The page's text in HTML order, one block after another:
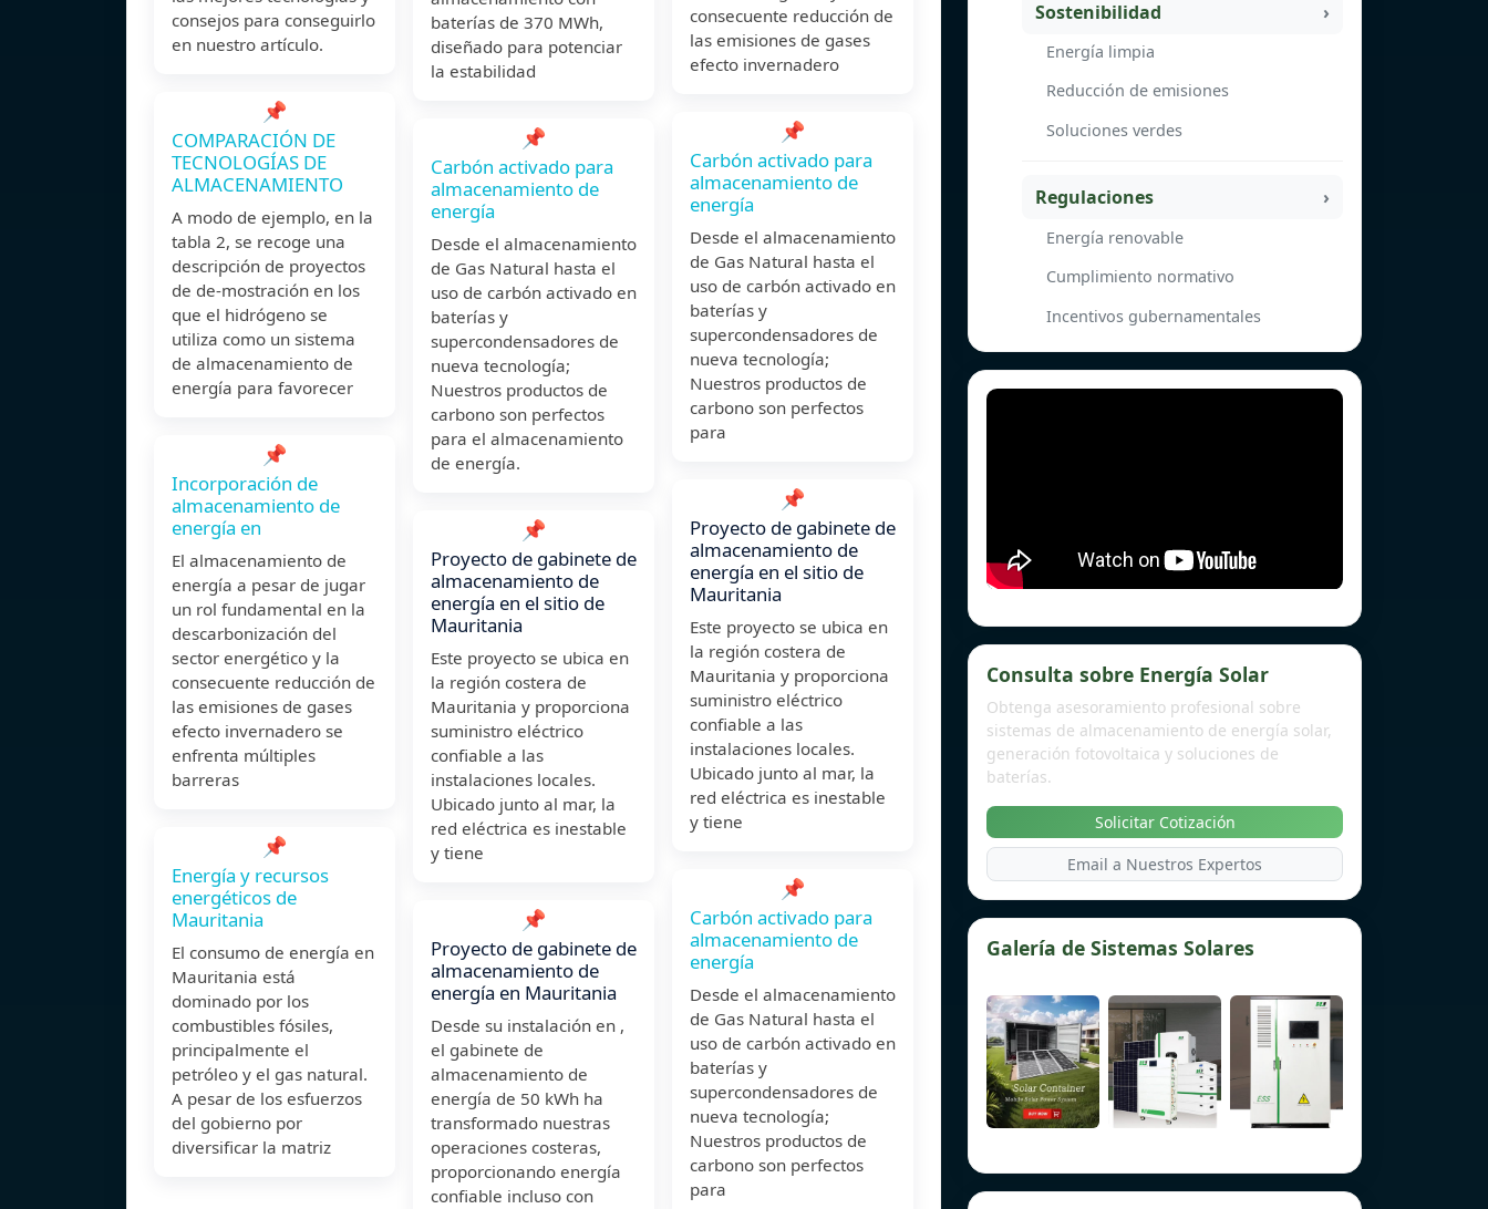
consejos para conseguirlo
en nuestro artículo.
📌
COMPARACIÓN DE
TECNOLOGÍAS DE
ALMACENAMIENTO
A modo de ejemplo, en la
tabla 2, se recoge una
descripción de proyectos
de de-mostración en los
que el hidrógeno se
utiliza como un sistema
de almacenamiento de
energía para favorecer
📌
Incorporación de
almacenamiento de
energía en
El almacenamiento de
energía a pesar de jugar
un rol fundamental en la
descarbonización del
sector energético y la
consecuente reducción de
las emisiones de gases
efecto invernadero se
enfrenta múltiples
barreras
📌
Energía y recursos
energéticos de
Mauritania
El consumo de energía en
Mauritania está
dominado por los
combustibles fósiles,
principalmente el
petróleo y el gas natural.
A pesar de los esfuerzos
del gobierno por
diversificar la matriz
baterías de 370 MWh,
diseñado para potenciar
la estabilidad
📌
Carbón activado para
almacenamiento de
energía
Desde el almacenamiento
de Gas Natural hasta el
uso de carbón activado en
baterías y
supercondensadores de
nueva tecnología;
Nuestros productos de
carbono son perfectos
para el almacenamiento
de energía.
📌
Proyecto de gabinete de
almacenamiento de
energía en el sitio de
Mauritania
Este proyecto se ubica en
la región costera de
Mauritania y proporciona
suministro eléctrico
confiable a las
instalaciones locales.
Ubicado junto al mar, la
red eléctrica es inestable
y tiene
📌
Proyecto de gabinete de
almacenamiento de
energía en Mauritania
Desde su instalación en ,
el gabinete de
almacenamiento de
energía de 50 kWh ha
transformado nuestras
operaciones costeras,
proporcionando energía
confiable incluso con
consecuente reducción de
las emisiones de gases
efecto invernadero
📌
Carbón activado para
almacenamiento de
energía
Desde el almacenamiento
de Gas Natural hasta el
uso de carbón activado en
baterías y
supercondensadores de
nueva tecnología;
Nuestros productos de
carbono son perfectos
para
📌
Proyecto de gabinete de
almacenamiento de
energía en el sitio de
Mauritania
Este proyecto se ubica en
la región costera de
Mauritania y proporciona
suministro eléctrico
confiable a las
instalaciones locales.
Ubicado junto al mar, la
red eléctrica es inestable
y tiene
📌
Carbón activado para
almacenamiento de
energía
Desde el almacenamiento
de Gas Natural hasta el
uso de carbón activado en
baterías y
supercondensadores de
nueva tecnología;
Nuestros productos de
carbono son perfectos
para
Sostenibilidad
Energía limpia
Reducción de emisiones
Soluciones verdes
Regulaciones
Energía renovable
Cumplimiento normativo
Incentivos gubernamentales
Consulta sobre Energía Solar
Obtenga asesoramiento profesional sobre
sistemas de almacenamiento de energía solar,
generación fotovoltaica y soluciones de
baterías.
Solicitar Cotización
Email a Nuestros Expertos
Galería de Sistemas Solares